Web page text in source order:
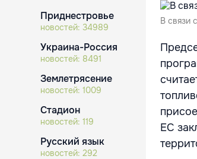
Приднестровье
новостей: 34989
Украина-Россия
новостей: 8491
Землетрясение
новостей: 1009
Стадион
новостей: 119
Русский язык
новостей: 292
В связи
ЕС